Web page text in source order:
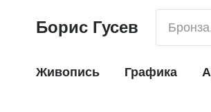
Борис Гусев
Живопись Графика